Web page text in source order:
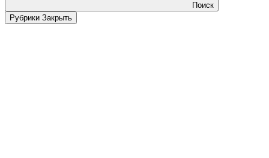
Поиск
Рубрики Закрыть